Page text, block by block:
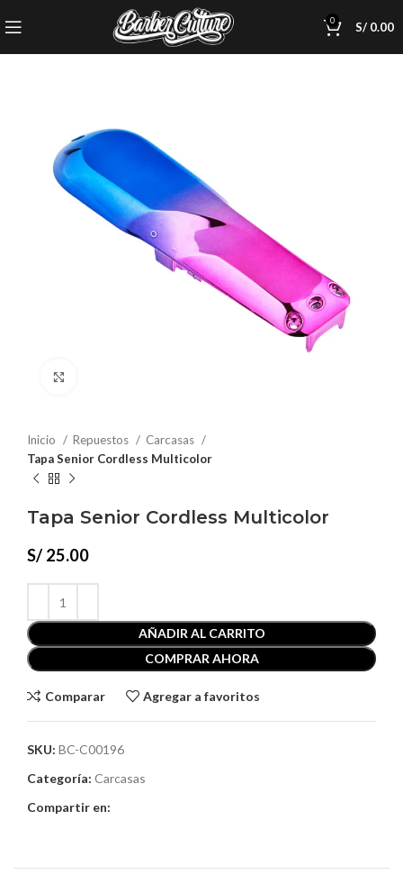
0 S/0.00
Inicio Repuestos
Carcasas
Tapa Senior Cordless Multicolor
Tapa Senior Cordless Multicolor
S/ 25.00
AÑADIR AL CARRITO
COMPRAR AHORA
Comparar Agregar a favoritos
SKU: BC-C00196
Categoría: Carcasas
Compartir en: